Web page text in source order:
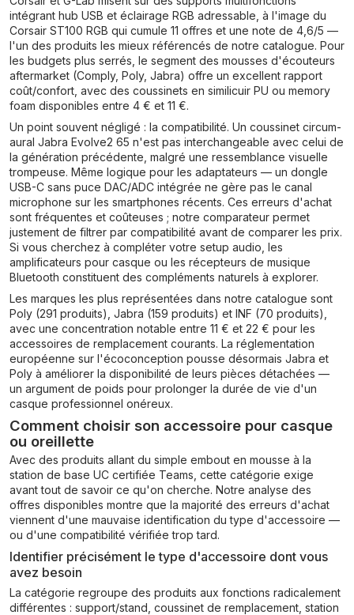
intégrant hub USB et éclairage RGB adressable, à l'image du
Corsair ST100 RGB qui cumule 11 offres et une note de 4,6/5 —
l'un des produits les mieux référencés de notre catalogue. Pour
les budgets plus serrés, le segment des mousses d'écouteurs
aftermarket (Comply, Poly, Jabra) offre un excellent rapport
coût/confort, avec des coussinets en similicuir PU ou memory
foam disponibles entre 4 € et 11 €.
Un point souvent négligé : la compatibilité. Un coussinet circum-
aural Jabra Evolve2 65 n'est pas interchangeable avec celui de
la génération précédente, malgré une ressemblance visuelle
trompeuse. Même logique pour les adaptateurs — un dongle
USB-C sans puce DAC/ADC intégrée ne gère pas le canal
microphone sur les smartphones récents. Ces erreurs d'achat
sont fréquentes et coûteuses ; notre comparateur permet
justement de filtrer par compatibilité avant de comparer les prix.
Si vous cherchez à compléter votre setup audio, les
amplificateurs pour casque ou les récepteurs de musique
Bluetooth constituent des compléments naturels à explorer.
Les marques les plus représentées dans notre catalogue sont
Poly (291 produits), Jabra (159 produits) et INF (70 produits),
avec une concentration notable entre 11 € et 22 € pour les
accessoires de remplacement courants. La réglementation
européenne sur l'écoconception pousse désormais Jabra et
Poly à améliorer la disponibilité de leurs pièces détachées —
un argument de poids pour prolonger la durée de vie d'un
casque professionnel onéreux.
Comment choisir son accessoire pour casque
ou oreillette
Avec des produits allant du simple embout en mousse à la
station de base UC certifiée Teams, cette catégorie exige
avant tout de savoir ce qu'on cherche. Notre analyse des
offres disponibles montre que la majorité des erreurs d'achat
viennent d'une mauvaise identification du type d'accessoire —
ou d'une compatibilité vérifiée trop tard.
Identifier précisément le type d'accessoire dont vous
avez besoin
La catégorie regroupe des produits aux fonctions radicalement
différentes : support/stand, coussinet de remplacement, station